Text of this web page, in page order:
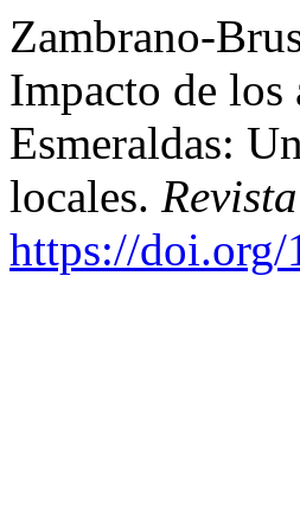
Zambrano-
Impacto de los
Esmeraldas:
locales.
https://